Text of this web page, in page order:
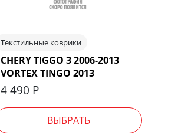
Текстильные коврики
CHERY TIGGO 3 2006-2013
VORTEX TINGO 2013
4 490 Р
ВЫБРАТЬ